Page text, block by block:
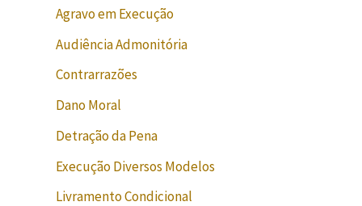
Agravo em Execução
Audiência Admonitória
Contrarrazões
Dano Moral
Detração da Pena
Execução Diversos Modelos
Livramento Condicional